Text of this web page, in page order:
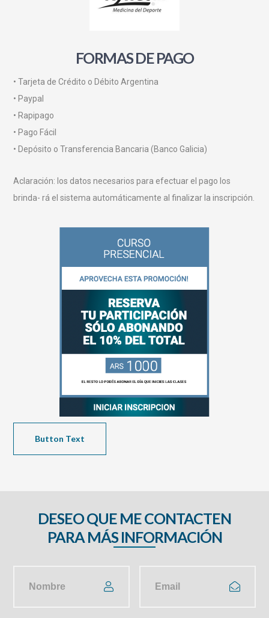
FORMAS DE PAGO
• Tarjeta de Crédito o Débito Argentina
• Paypal
• Rapipago
• Pago Fácil
• Depósito o Transferencia Bancaria (Banco Galicia)
Aclaración: los datos necesarios para efectuar el pago los
brinda- rá el sistema automáticamente al finalizar la inscripción.
Button Text
DESEO QUE ME CONTACTEN
PARA MÁS INFORMACIÓN